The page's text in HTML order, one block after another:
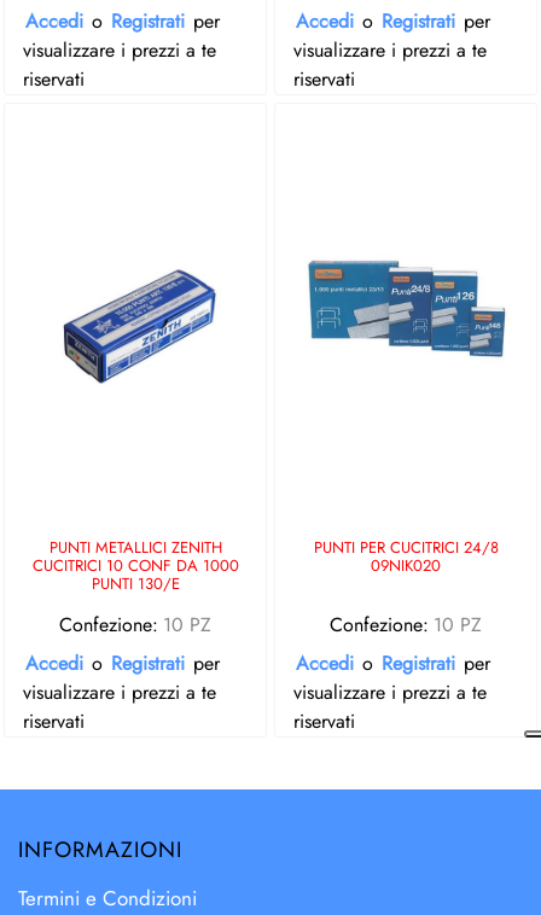
Accedi o Registrati per
visualizzare i prezzi a te
riservati
Accedi o Registrati per
visualizzare i prezzi a te
riservati
PUNTI METALLICI ZENITH
CUCITRICI 10 CONF DA 1000
PUNTI 130/E
Confezione: 10 PZ
Accedi o Registrati per
visualizzare i prezzi a te
riservati
PUNTI PER CUCITRICI 24/8
09NIK020
Confezione: 10 PZ
Accedi o Registrati per
visualizzare i prezzi a te
riservati
INFORMAZIONI
Termini e Condizioni